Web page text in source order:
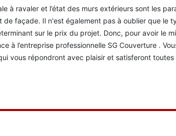
à ravaler et l’état des murs extérieurs sont les
de façade. Il n'est également pas à oublier que le
sur le prix du projet. Donc, pour avoir le
à l’entreprise professionnelle SG Couverture .
vous répondront avec plaisir et satisferont toutes